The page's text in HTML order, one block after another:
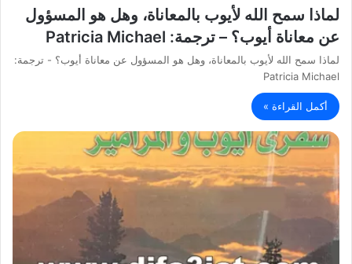
لماذا سمح الله لأيوب بالمعاناة، وهل هو المسؤول
عن معاناة أيوب؟ – ترجمة: Patricia Michael
لماذا سمح الله لأيوب بالمعاناة، وهل هو المسؤول عن معاناة أيوب؟ - ترجمة:
Patricia Michael
أكمل القراءة »